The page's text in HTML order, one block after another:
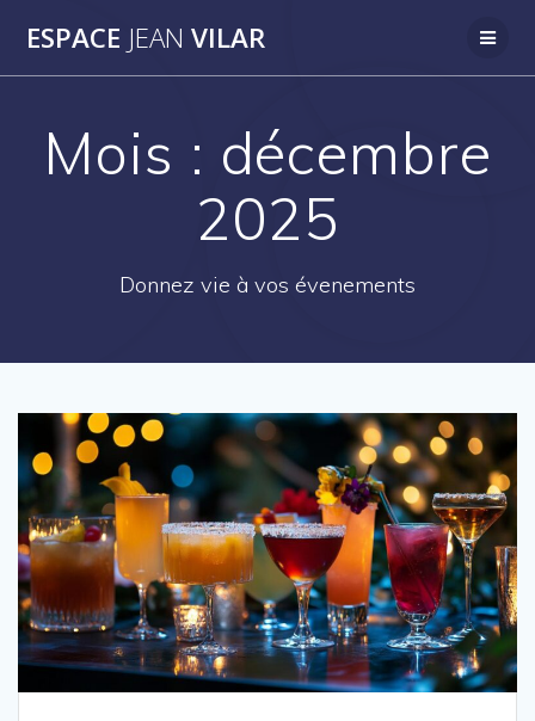
ESPACE JEAN VILAR
Mois : décembre
2025
Donnez vie à vos évenements